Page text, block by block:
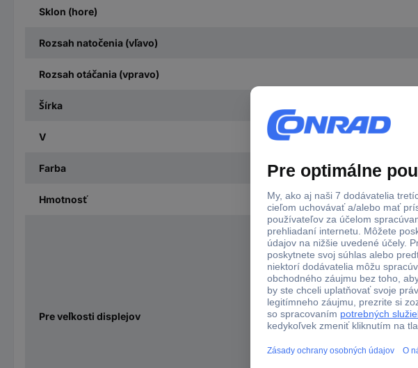
Sklon (hore)
Rozsah natočenia (vľavo)
Rozsah otáčania (vpravo)
Šírka
V
Farba
Hmotnosť
Pre veľkosti displejov